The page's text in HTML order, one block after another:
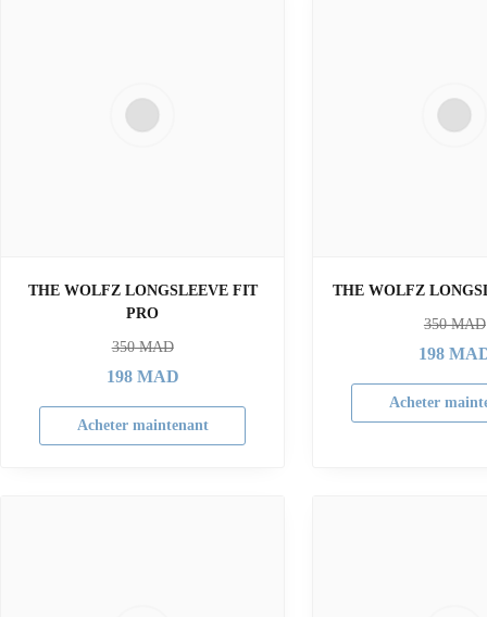
THE WOLFZ LONGSLEEVE FIT
PRO
350MAD
198MAD
Acheter maintenant
THE WOLFZ
350MAD
198
Acheter